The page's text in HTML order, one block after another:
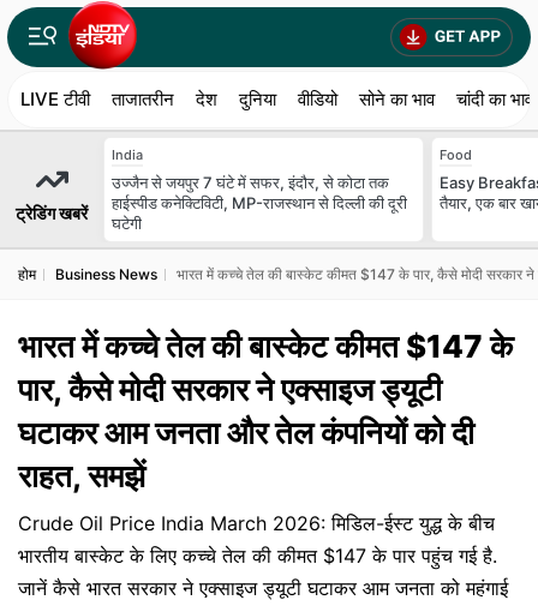
LIVE टीवी ताजातरीन देश दुनिया वीडियो सोने का भाव चांदी का भाव
ट्रेडिंग खबरें
India
उज्जैन से जयपुर 7 घंटे में सफर, इंदौर, से कोटा तक
हाईस्पीड कनेक्टिविटी, MP-राजस्थान से दिल्ली की दूरी
घटेगी
Food
Easy
तैयार, एक बार
होम Business News भारत में कच्चे तेल की बास्केट कीमत $147 के पार, कैसे मोदी सरकार
भारत में कच्चे तेल की बास्केट कीमत $147 के
पार, कैसे मोदी सरकार ने एक्साइज ड्यूटी
घटाकर आम जनता और तेल कंपनियों को दी
राहत, समझें
Crude Oil Price India March 2026: मिडिल-ईस्ट युद्ध के बीच
भारतीय बास्केट के लिए कच्चे तेल की कीमत $147 के पार पहुंच गई है.
जानें कैसे भारत सरकार ने एक्साइज ड्यूटी घटाकर आम जनता को महंगाई